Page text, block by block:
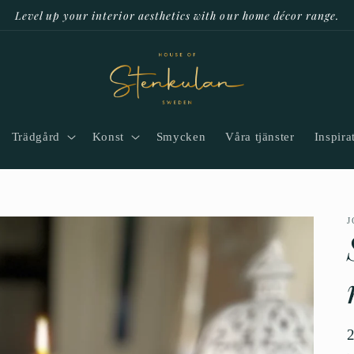
Level up your interior aesthetics with our home décor range.
Trädgård Konst Smycken Våra tjänster